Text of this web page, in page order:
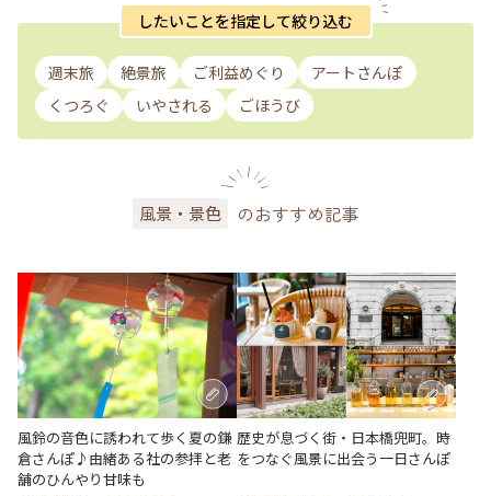
したいことを指定して絞り込む
週末旅 絶景旅 ご利益めぐり
アートさんぽ
くつろぐ
いやされる ごほうび
風景・景色 のおすすめ記事
風鈴の音色に誘われて歩く夏の鎌
倉さんぽ♪由緒ある社の参拝と老
舗のひんやり甘味も
歴史が息づく街・日本橋兜町。時
をつなぐ風景に出会う一日さんぽ